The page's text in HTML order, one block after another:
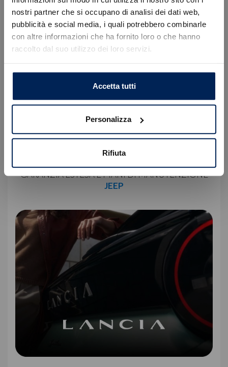
nostri partner che si occupano di analisi dei dati web,
pubblicità e social media, i quali potrebbero combinarle
con altre informazioni che ha fornito loro o che hanno
raccolto dal suo utilizzo dei loro servizi.
Accetta tutti
Personalizza
Rifiuta
GARANZIA ESTESA E PIANI DI MANUTENZIONE
JEEP
Errore
Caricamento veicoli non riuscito